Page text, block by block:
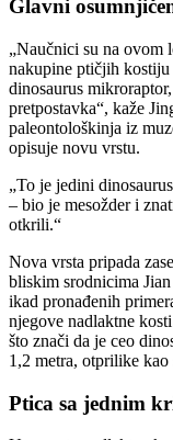
Glavni
„Naučnici su na ovom
nakupine ptičjih
dinosaurus mikroraptor,
pretpostavka“, kaže
paleontološkinja iz
opisuje novu vrstu.
„To je jedini
– bio je mesožder i
otkrili.“
Nova vrsta pripada
bliskim srodnicima
ikad pronađenih
njegove nadlaktne
što znači da je ceo
1,2 metra, otprilike
Ptica sa jednim